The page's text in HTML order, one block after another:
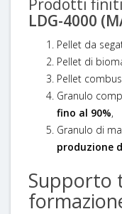
Prodotti
LDG-4000
Pellet da
Pellet di
Pellet
Granulo
fino al 90%,
Granulo di
produzione
Supporto